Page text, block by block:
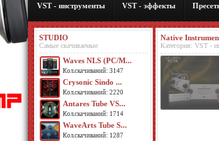
VST - инструменты VST - эффекты
STUDIO
Самые скачиваемые
Waves NLS (PC/M...
Кол.скачиваний: 3147
Crysonic Sindo ...
Кол.скачиваний: 2220
Antares Tube VS...
Кол.скачиваний: 1714
WaveArts Tube S...
Кол.скачиваний: 1287
Native
Категория: VST -